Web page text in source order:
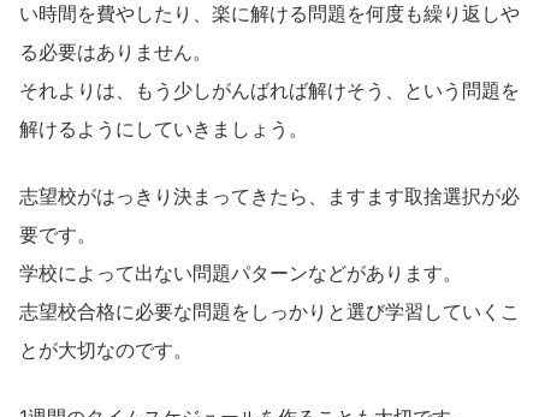
い時間を費やしたり、楽に解ける問題を何度も繰り返しや
る必要はありません。
それよりは、もう少しがんばれば解けそう、という問題を
解けるようにしていきましょう。
志望校がはっきり決まってきたら、ますます取捨選択が必
要です。
学校によって出ない問題パターンなどがあります。
志望校合格に必要な問題をしっかりと選び学習していくこ
とが大切なのです。